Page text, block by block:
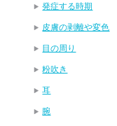
発症する時期
皮膚の剥離や変色
目の周り
粉吹き
耳
腕